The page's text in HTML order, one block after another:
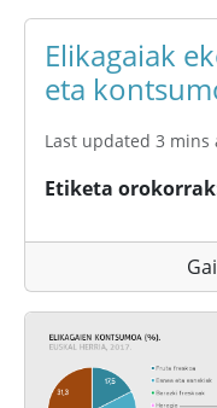
Elikagaiak
eta
Last updated 3 mins
Etiketa orokorrak